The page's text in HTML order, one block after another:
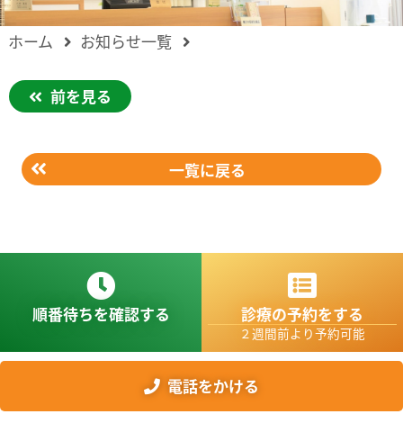
ホーム お知らせ一覧
前を見る
一覧に戻る
順番待ちを確認する 診療の予約をする
２週間前より予約可能
電話をかける